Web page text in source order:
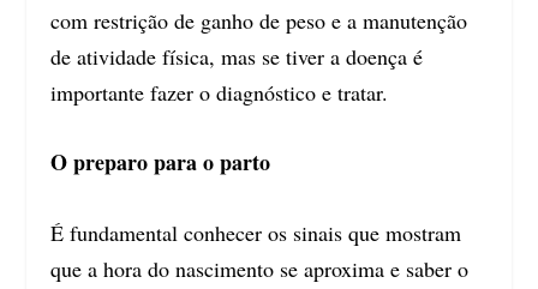
com restrição de ganho de peso e a manutenção
de atividade física, mas se tiver a doença é
importante fazer o diagnóstico e tratar.
O preparo para o parto
É fundamental conhecer os sinais que mostram
que a hora do nascimento se aproxima e saber o